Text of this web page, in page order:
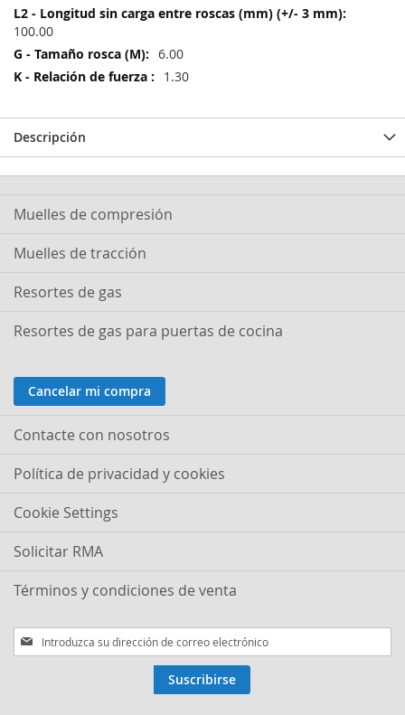
100.00
6.00
1.30
Descripción
Muelles de compresión
Muelles de tracción
Resortes de gas
Resortes de gas para puertas de cocina
Cancelar mi compra
Contacte con nosotros
Política de privacidad y cookies
Cookie Settings
Solicitar RMA
Términos y condiciones de venta
Inscríbase
a
Suscribirse